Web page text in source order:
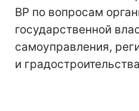
ВР по вопросам
государственной
самоуправления,
и